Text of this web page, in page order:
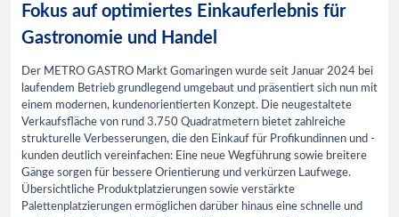
Fokus auf optimiertes Einkauferlebnis für
Gastronomie und Handel
Der METRO GASTRO Markt Gomaringen wurde seit Januar 2024 bei
laufendem Betrieb grundlegend umgebaut und präsentiert sich nun mit
einem modernen, kundenorientierten Konzept. Die neugestaltete
Verkaufsfläche von rund 3.750 Quadratmetern bietet zahlreiche
strukturelle Verbesserungen, die den Einkauf für Profikundinnen und -
kunden deutlich vereinfachen: Eine neue Wegführung sowie breitere
Gänge sorgen für bessere Orientierung und verkürzen Laufwege.
Übersichtliche Produktplatzierungen sowie verstärkte
Palettenplatzierungen ermöglichen darüber hinaus eine schnelle und